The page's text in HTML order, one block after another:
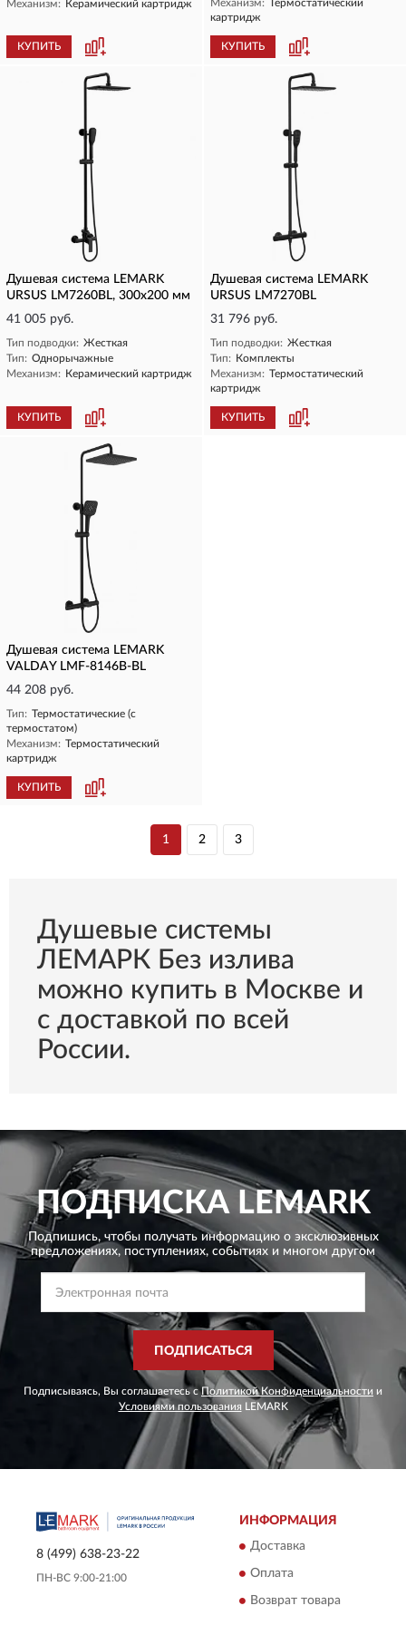
Механизм: Керамический картридж
КУПИТЬ
Механизм:
Термостатический
картридж
КУПИТЬ
Душевая система LEMARK
URSUS LM7260BL, 300х200 мм
41 005 руб.
Тип подводки: Жесткая
Тип: Однорычажные
Механизм: Керамический картридж
КУПИТЬ
Душевая система LEMARK
URSUS LM7270BL
31 796 руб.
Тип подводки: Жесткая
Тип: Комплекты
Механизм: Термостатический
картридж
КУПИТЬ
Душевая система LEMARK
VALDAY LMF-8146B-BL
44 208 руб.
Тип: Термостатические (с
термостатом)
Механизм: Термостатический
картридж
КУПИТЬ
1 2 3
Душевые системы
ЛЕМАРК Без излива
можно купить в Москве и
с доставкой по всей
России.
ПОДПИСКАLEMARK
Подпишись, чтобы получать информацию о эксклюзивных
предложениях, поступлениях, событиях и многом другом
ПОДПИСАТЬСЯ
Подписываясь, Вы соглашаетесь сПолитикой Конфиденциальности и
Условиями пользования LEMARK
8 (499) 638-23-22
ПН-ВС 9:00-21:00
ИНФОРМАЦИЯ
Доставка
Оплата
Возврат товара